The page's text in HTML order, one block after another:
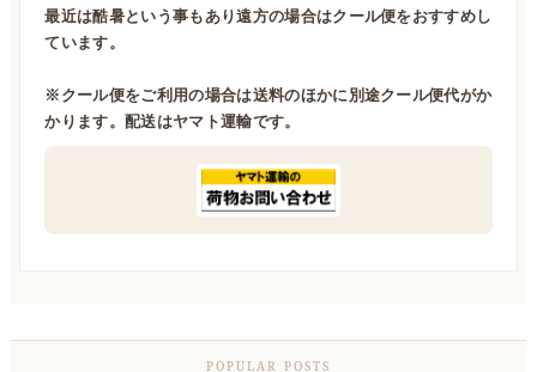
最近は酷暑という事もあり遠方の場合はクール便をおすすめし
ています。
※クール便をご利用の場合は送料のほかに別途クール便代がか
かります。配送はヤマト運輸です。